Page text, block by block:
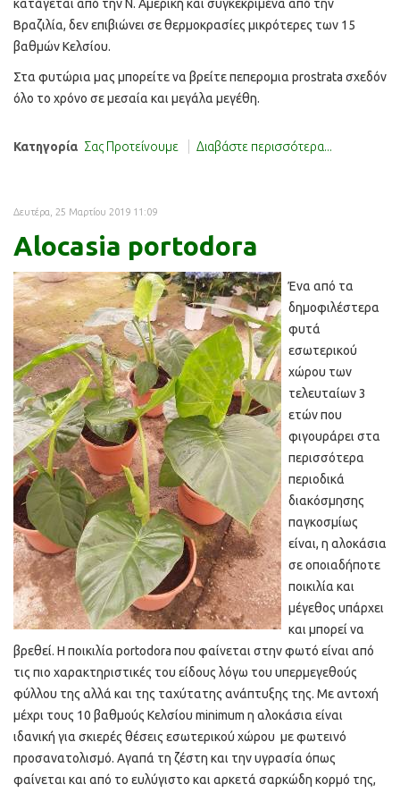
κατάγεται από την Ν. Αμερική και συγκεκριμένα από την
Βραζιλία, δεν επιβιώνει σε θερμοκρασίες μικρότερες των 15
βαθμών Κελσίου.
Στα φυτώρια μας μπορείτε να βρείτε πεπερομια prostrata σχεδόν
όλο το χρόνο σε μεσαία και μεγάλα μεγέθη.
Κατηγορία Σας Προτείνουμε Διαβάστε περισσότερα...
Δευτέρα, 25 Μαρτίου 2019 11:09
Alocasia portodora
Ένα από τα
δημοφιλέστερα
φυτά
εσωτερικού
χώρου των
τελευταίων 3
ετών που
φιγουράρει στα
περισσότερα
περιοδικά
διακόσμησης
παγκοσμίως
είναι, η αλοκάσια
σε οποιαδήποτε
ποικιλία και
μέγεθος υπάρχει
και μπορεί να
βρεθεί. Η ποικιλία portodora που φαίνεται στην φωτό είναι από
τις πιο χαρακτηριστικές του είδους λόγω του υπερμεγεθούς
φύλλου της αλλά και της ταχύτατης ανάπτυξης της. Με αντοχή
μέχρι τους 10 βαθμούς Κελσίου minimum η αλοκάσια είναι
ιδανική για σκιερές θέσεις εσωτερικού χώρου με φωτεινό
προσανατολισμό. Αγαπά τη ζέστη και την υγρασία όπως
φαίνεται και από το ευλύγιστο και αρκετά σαρκώδη κορμό της,